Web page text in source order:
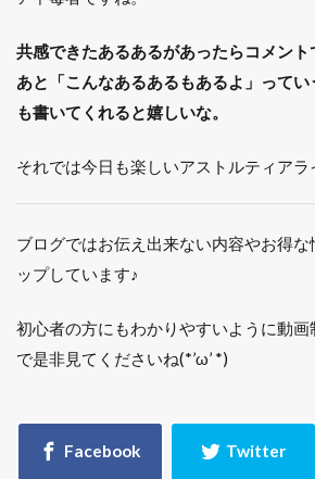
共感できたあるあるがあったらコメント
あと「こんなあるあるもあるよ」って
も書いてくれると嬉しいな。
それでは今日も楽しいアストルティアラ
ブログではお伝え出来ない内容やお得な
ップしています♪
初心者の方にもわかりやすいように動
で是非見てくださいね(*’ω’ *)